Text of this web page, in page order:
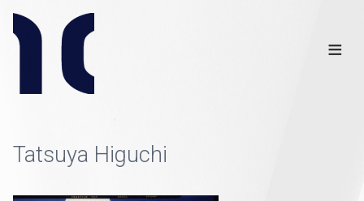
≡
Tatsuya Higuchi